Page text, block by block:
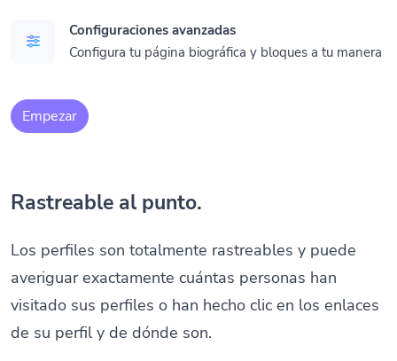
Configuraciones avanzadas
Configura tu página biográfica y bloques a tu manera
Empezar
Rastreable al punto.
Los perfiles son totalmente rastreables y puede
averiguar exactamente cuántas personas han
visitado sus perfiles o han hecho clic en los enlaces
de su perfil y de dónde son.